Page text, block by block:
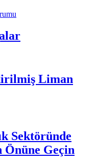
Liman
Sektöründe
Önüne Geçin